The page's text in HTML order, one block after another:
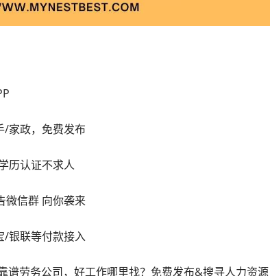
/家政，免费发布
历认证不求人
微信群 向你袭来
/银联等付款接入
谱劳务公司，好工作哪里找？免费发布&搜寻人力资源